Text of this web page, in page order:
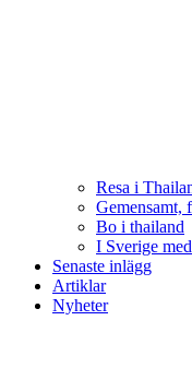
Resa i
Gemensamt,
Bo i thailand
I Sverige
Senaste inlägg
Artiklar
Nyheter